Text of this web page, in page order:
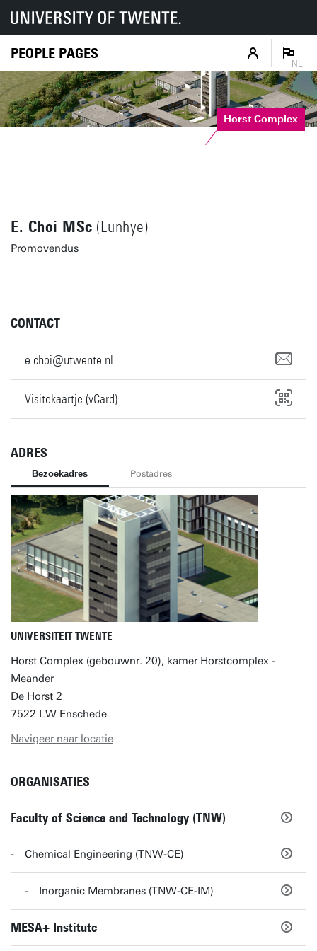
PEOPLE PAGES
NL
Horst Complex
E. Choi MSc (Eunhye)
Promovendus
CONTACT
e.choi@utwente.nl
Visitekaartje (vCard)
ADRES
Bezoekadres Postadres
UNIVERSITEIT TWENTE
Horst Complex (gebouwnr. 20), kamer Horstcomplex -
Meander
De Horst 2
7522 LW Enschede
Navigeer naar locatie
ORGANISATIES
Faculty of Science and Technology (TNW)
Chemical Engineering (TNW-CE)
Inorganic Membranes (TNW-CE-IM)
MESA+ Institute